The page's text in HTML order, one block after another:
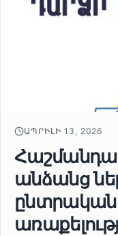
ԱՊՐԻԼԻ 13, 2026
անձանց